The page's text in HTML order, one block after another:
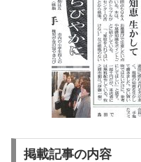
掲載記事の内容